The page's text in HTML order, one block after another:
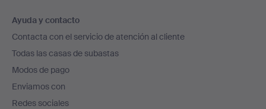
en
el
pie
de
página
Ayuda y contacto
Contacta con el servicio de atención al cliente
Todas las casas de subastas
Modos de pago
Enviamos con
Redes sociales